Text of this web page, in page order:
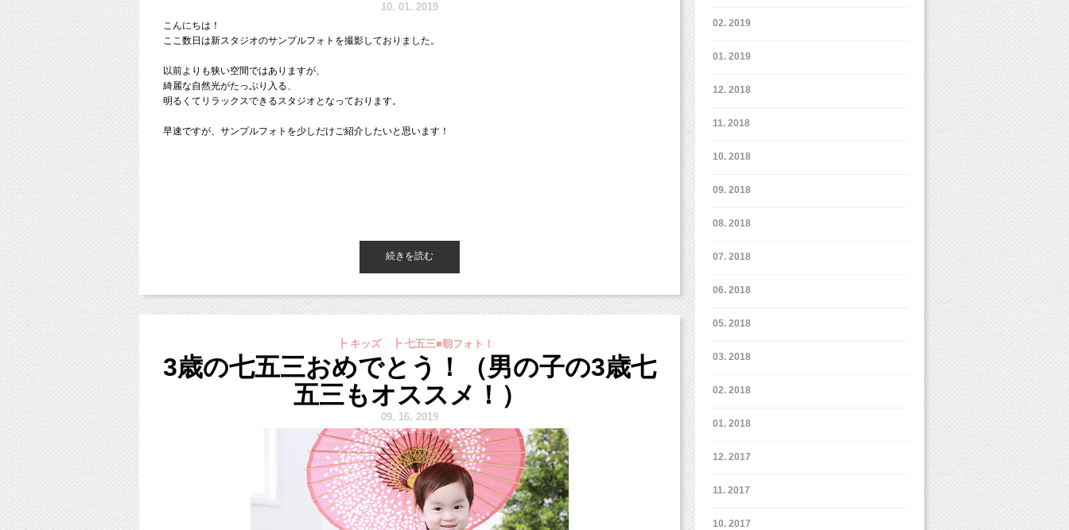
（目つぶりやテストカットを除いた全データとなります）
（5歳以上の女の子の場合 16,500円）
新日本髪 追加1,100円
結び帯（5歳以上の女の子） 追加1,100円
帯つき（5歳未満の女の子） 追加1,100円
スタジオ衣装のレンタル 5,000円
キモノカタログからのレンタル 6,000円〜
（衣装の持ち込み代は不要）
まず、撮影の１週間前までにロケハン（場所の下見）をいたします。
できるだけ同じ曜日の同じ時間に行って、
そのときの太陽の位置や、人の混み具合や、集合場所も確認しておきます。
当日はイケアの青いバッグ（目印代わり。撮影小物を入れたりも。）を持った
カメラマンが1人で撮影に向かいます。
10. 1. 2019
こんにちは！
ここ数日は新スタジオのサンプルフォトを撮影しておりました。
以前よりも狭い空間ではありますが、
綺麗な自然光がたっぷり入る、
明るくてリラックスできるスタジオとなっております。
早速ですが、サンプルフォトを少しだけご紹介したいと思います！
続きを読む
┣ キッズ ┣ 七五三■朝フォト！
3歳の七五三おめでとう！（男の子の3歳七
五三もオススメ！）
9. 16. 2019
2. 2019
1. 2019
12. 2018
11. 2018
10. 2018
9. 2018
8. 2018
7. 2018
6. 2018
5. 2018
3. 2018
2. 2018
1. 2018
12. 2017
11. 2017
10. 2017